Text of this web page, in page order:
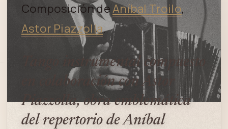
Composición deAníbal Troilo,
Astor Piazzolla.
Tango instrumental compuesto
en colaboración con Astor
Piazzolla, obra emblemática
del repertorio de Aníbal